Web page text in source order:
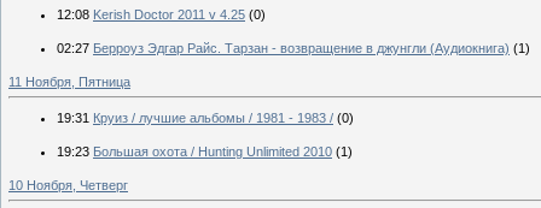
12:08 Kerish Doctor 2011 v 4.25 (0)
02:27 Берроуз Эдгар Райс. Тарзан - возвращение в джунгли (Аудиокнига) (1)
11 Ноября, Пятница
19:31 Круиз / лучшие альбомы / 1981 - 1983 / (0)
19:23 Большая охота / Hunting Unlimited 2010 (1)
10 Ноября, Четверг